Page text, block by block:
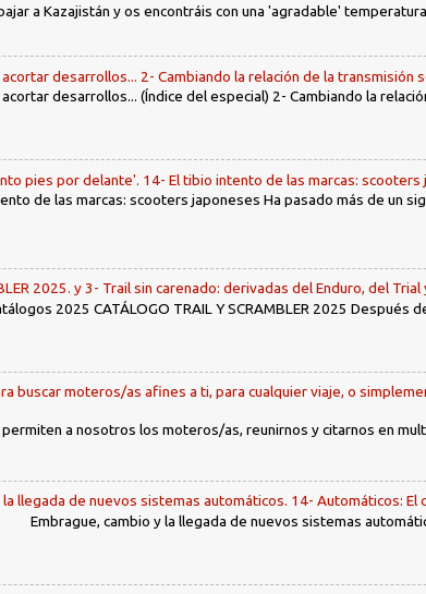
a Kazajistán y os encontráis con una 'agradable'
desarrollos... 2- Cambiando la relación de la transmisión
desarrollos... (Índice del especial) 2- Cambiando la
pies por delante'. 14- El tibio intento de las marcas:
de las marcas: scooters japoneses Ha pasado más de un
2025. y 3- Trail sin carenado: derivadas del Enduro, del
2025 CATÁLOGO TRAIL Y SCRAMBLER 2025 Después
buscar moteros/as afines a ti, para cualquier viaje, o
a nosotros los moteros/as, reunirnos y citarnos en
la llegada de nuevos sistemas automáticos. 14- Automáticos:
cambio y la llegada de nuevos sistemas